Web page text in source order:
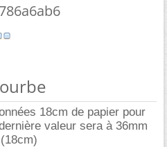
18cm de papier pour
valeur sera à 36mm